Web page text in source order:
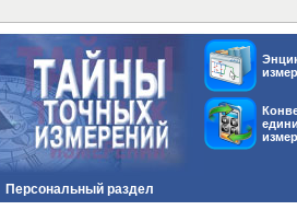
Персональный раздел